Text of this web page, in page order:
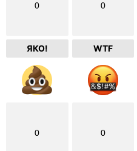
0
ЯКО!
0
WTF
0 0